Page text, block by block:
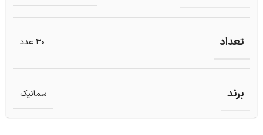
تعداد 30 عدد
برند سمانیک